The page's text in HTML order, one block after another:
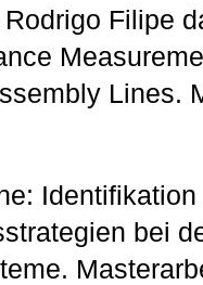
Filipe
Lines.
bei